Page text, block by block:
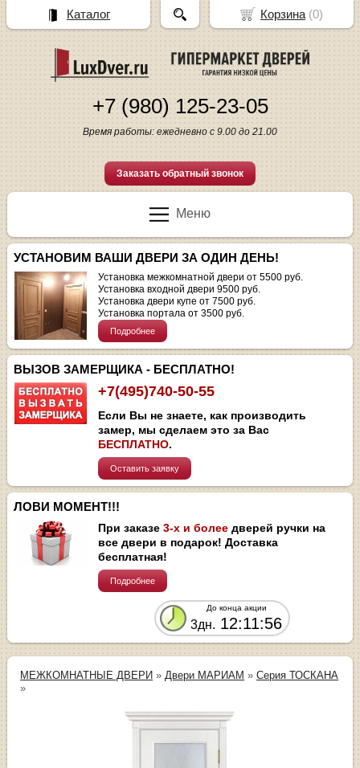
+7 (980) 125-23-05
Время работы: ежедневно с 9.00 до 21.00
Заказать обратный звонок
Меню
УСТАНОВИМ ВАШИ ДВЕРИ ЗА ОДИН ДЕНЬ!
Установка межкомнатной двери от 5500 руб.
Установка входной двери 9500 руб.
Установка двери купе от 7500 руб.
Установка портала от 3500 руб.
Подробнее
ВЫЗОВ ЗАМЕРЩИКА - БЕСПЛАТНО!
+7(495)740-50-55
Если Вы не знаете, как производить
замер, мы сделаем это за Вас
БЕСПЛАТНО.
Оставить заявку
ЛОВИ МОМЕНТ!!!
При заказе3-х и более дверей ручки на
все двери в подарок! Доставка
бесплатная!
Подробнее
До конца акции
3дн. 12:11:56
МЕЖКОМНАТНЫЕ ДВЕРИ » Двери МАРИАМ »Серия ТОСКАНА
»
Корзина(0)
Каталог